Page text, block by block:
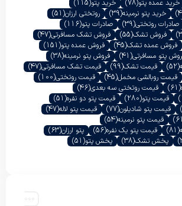
خرید عمده پتو(78) خرید پتو(115)
خرید پتو نرمینه(39) روتختی ارزان(51)
صادرات روتختی(39) صادرات پتو(116)
فروش تشک(55) فروش تشک مسافرتی(47)
فروش عمده تشک(45) فروش عمده پتو(151)
پتو مسافرتی(41) فروش پتو نرمینه(38)
(52) قیمت تشک(99) قیمت تشک مسافرتی(47)
قیمت روبالشی مخمل(45) قیمت روتختی(100)
(61) قیمت روتختی سه بعدی(46)
قیمت پتو(280) قیمت پتو دو نفره(51)
قیمت پتو شادیلون(77) قیمت پتو لاله(47)
قیمت پتو نرمینه(54)
(81) قیمت پتو یک نفره(56) پتو ارزان(63)
پخش تشک(38) پخش پتو(51)